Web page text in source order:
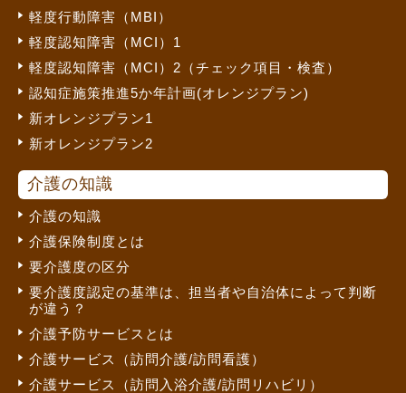
軽度行動障害（MBI）
軽度認知障害（MCI）1
軽度認知障害（MCI）2（チェック項目・検査）
認知症施策推進5か年計画(オレンジプラン)
新オレンジプラン1
新オレンジプラン2
介護の知識
介護の知識
介護保険制度とは
要介護度の区分
要介護度認定の基準は、担当者や自治体によって判断
が違う？
介護予防サービスとは
介護サービス（訪問介護/訪問看護）
介護サービス（訪問入浴介護/訪問リハビリ）